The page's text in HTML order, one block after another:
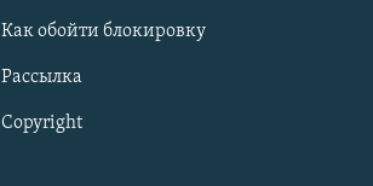
Как обойти блокировку
Рассылка
Copyright